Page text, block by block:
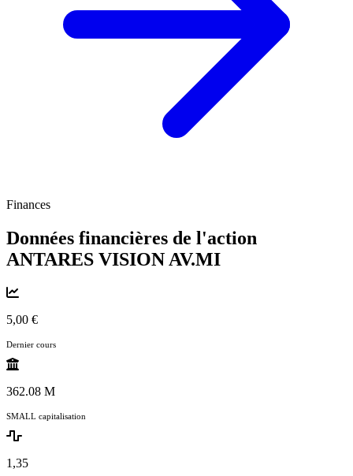
Finances
Données financières de l'action
ANTARES VISION AV.MI
5,00 €
Dernier cours
362.08 M
SMALL capitalisation
1,35